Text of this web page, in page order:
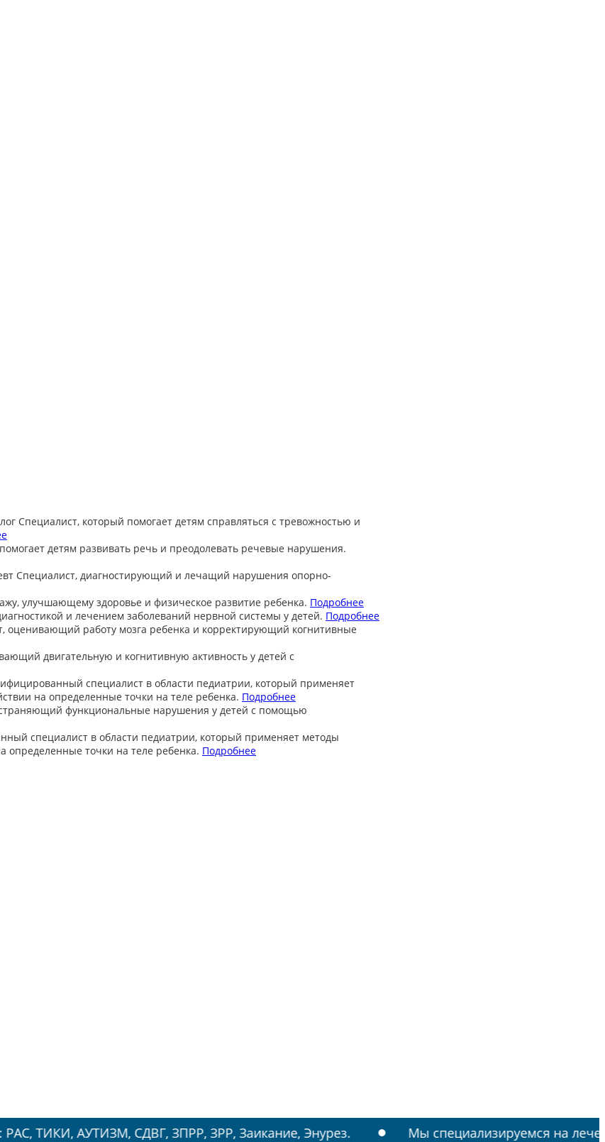
Специалист, который помогает детям справляться с тревожностью и
детям развивать речь и преодолевать речевые нарушения.
Специалист, диагностирующий и лечащий нарушения опорно-
улучшающему здоровье и физическое развитие ребенка. Подробнее
и лечением заболеваний нервной системы у детей. Подробнее
оценивающий работу мозга ребенка и корректирующий когнитивные
двигательную и когнитивную активность у детей с
специалист в области педиатрии, который применяет
на определенные точки на теле ребенка. Подробнее
функциональные нарушения у детей с помощью
специалист в области педиатрии, который применяет методы
определенные точки на теле ребенка. Подробнее
АУТИЗМ, СДВГ, ЗПРР, ЗРР, Заикание, Энурез. Мы специализируемся на лечении: